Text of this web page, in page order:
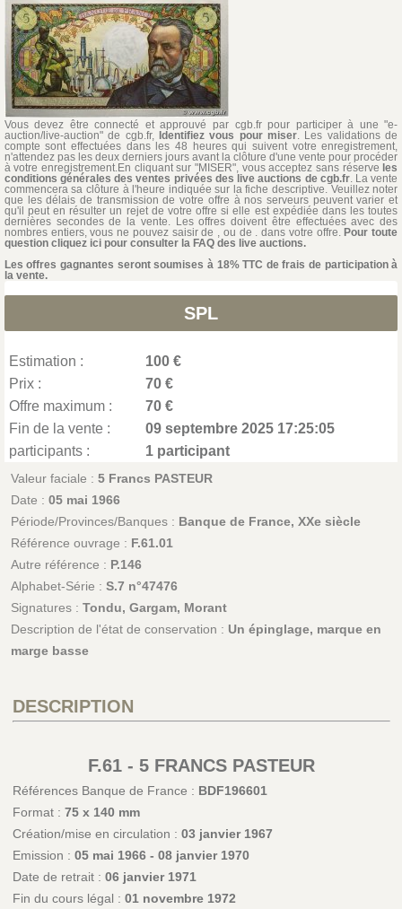
Vous devez être connecté et approuvé par cgb.fr pour participer à une "e-
auction/live-auction" de cgb.fr, Identifiez vous pour miser . Les validations de
compte sont effectuées dans les 48 heures qui suivent votre enregistrement,
n'attendez pas les deux derniers jours avant la clôture d'une vente pour procéder
à votre enregistrement.En cliquant sur "MISER", vous acceptez sans réserve les
conditions générales des ventes privées des live auctions de cgb.fr. La vente
commencera sa clôture à l'heure indiquée sur la fiche descriptive. Veuillez noter
que les délais de transmission de votre offre à nos serveurs peuvent varier et
qu'il peut en résulter un rejet de votre offre si elle est expédiée dans les toutes
dernières secondes de la vente. Les offres doivent être effectuées avec des
nombres entiers, vous ne pouvez saisir de , ou de . dans votre offre.Pour toute
question cliquez ici pour consulter la FAQ des live auctions.
Les offres gagnantes seront soumises à 18% TTC de frais de participation à
la vente.
SPL
Estimation :
100 €
Prix :
70 €
Offre maximum :
70 €
Fin de la vente :
09 septembre 2025 17:25:05
participants :
1 participant
Valeur faciale : 5 Francs PASTEUR
Date : 05 mai 1966
Période/Provinces/Banques : Banque de France, XXe siècle
Référence ouvrage : F.61.01
Autre référence : P.146
Alphabet-Série : S.7 n°47476
Signatures : Tondu, Gargam, Morant
Description de l'état de conservation : Un épinglage, marque en
marge basse
DESCRIPTION
F.61 - 5 FRANCS PASTEUR
Références Banque de France : BDF196601
Format : 75 x 140 mm
Création/mise en circulation : 03 janvier 1967
Emission : 05 mai 1966 - 08 janvier 1970
Date de retrait : 06 janvier 1971
Fin du cours légal : 01 novembre 1972